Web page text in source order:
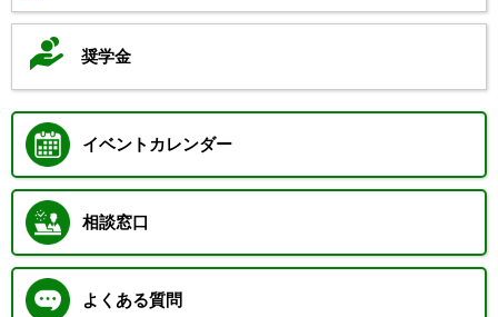
奨学金
イベントカレンダー
相談窓口
よくある質問